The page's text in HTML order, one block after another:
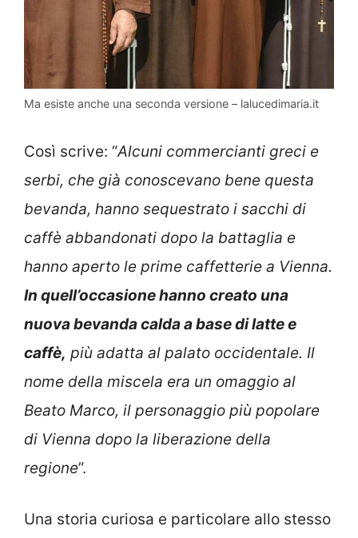
Ma esiste anche una seconda versione – lalucedimaria.it
Così scrive: “Alcuni commercianti greci e
serbi, che già conoscevano bene questa
bevanda, hanno sequestrato i sacchi di
caffè abbandonati dopo la battaglia e
hanno aperto le prime caffetterie a Vienna.
In quell’occasione hanno creato una
nuova bevanda calda a base di latte e
caffè, più adatta al palato occidentale. Il
nome della miscela era un omaggio al
Beato Marco, il personaggio più popolare
di Vienna dopo la liberazione della
regione”.
Una storia curiosa e particolare allo stesso